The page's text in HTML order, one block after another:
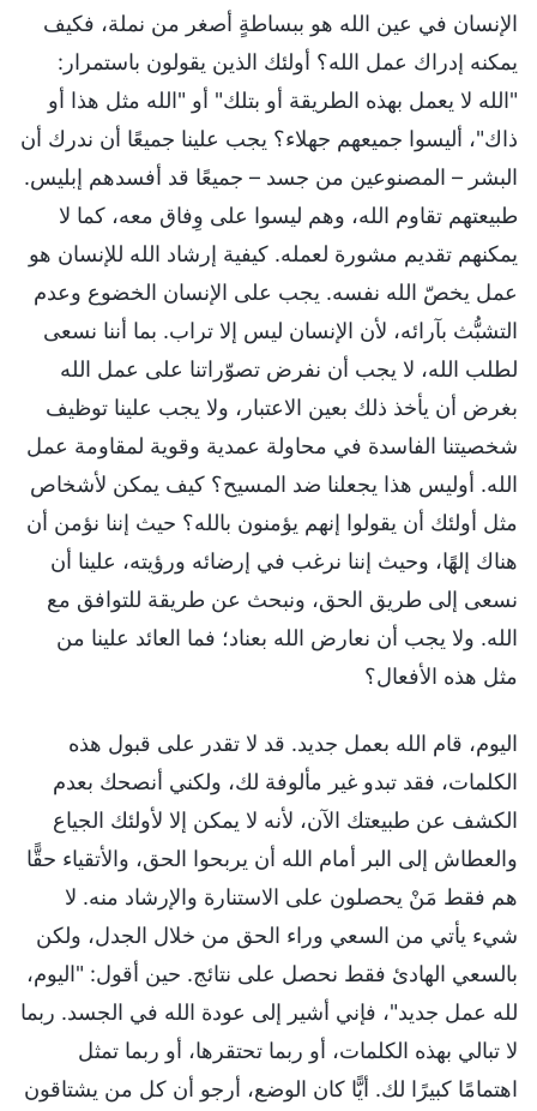
الإنسان في عين الله هو ببساطةٍ أصغر من نملة، فكيف
يمكنه إدراك عمل الله؟ أولئك الذين يقولون باستمرار:
"الله لا يعمل بهذه الطريقة أو بتلك" أو "الله مثل هذا أو
ذاك"، أليسوا جميعهم جهلاء؟ يجب علينا جميعًا أن ندرك أن
البشر – المصنوعين من جسد – جميعًا قد أفسدهم إبليس.
طبيعتهم تقاوم الله، وهم ليسوا على وِفاق معه، كما لا
يمكنهم تقديم مشورة لعمله. كيفية إرشاد الله للإنسان هو
عمل يخصّ الله نفسه. يجب على الإنسان الخضوع وعدم
التشبُّث بآرائه، لأن الإنسان ليس إلا تراب. بما أننا نسعى
لطلب الله، لا يجب أن نفرض تصوّراتنا على عمل الله
بغرض أن يأخذ ذلك بعين الاعتبار، ولا يجب علينا توظيف
شخصيتنا الفاسدة في محاولة عمدية وقوية لمقاومة عمل
الله. أوليس هذا يجعلنا ضد المسيح؟ كيف يمكن لأشخاص
مثل أولئك أن يقولوا إنهم يؤمنون بالله؟ حيث إننا نؤمن أن
هناك إلهًا، وحيث إننا نرغب في إرضائه ورؤيته، علينا أن
نسعى إلى طريق الحق، ونبحث عن طريقة للتوافق مع
الله. ولا يجب أن نعارض الله بعناد؛ فما العائد علينا من
مثل هذه الأفعال؟
اليوم، قام الله بعمل جديد. قد لا تقدر على قبول هذه
الكلمات، فقد تبدو غير مألوفة لك، ولكني أنصحك بعدم
الكشف عن طبيعتك الآن، لأنه لا يمكن إلا لأولئك الجياع
والعطاش إلى البر أمام الله أن يربحوا الحق، والأتقياء حقًّا
هم فقط مَنْ يحصلون على الاستنارة والإرشاد منه. لا
شيء يأتي من السعي وراء الحق من خلال الجدل، ولكن
بالسعي الهادئ فقط نحصل على نتائج. حين أقول: "اليوم،
لله عمل جديد"، فإني أشير إلى عودة الله في الجسد. ربما
لا تبالي بهذه الكلمات، أو ربما تحتقرها، أو ربما تمثل
اهتمامًا كبيرًا لك. أيًّا كان الوضع، أرجو أن كل من يشتاقون